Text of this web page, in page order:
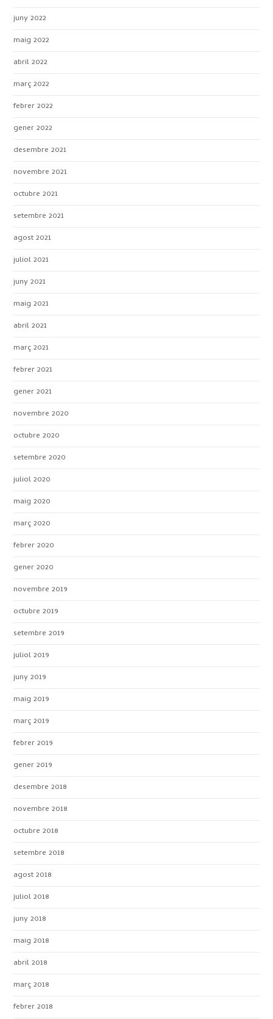
juny 2022
maig 2022
abril 2022
març 2022
febrer 2022
gener 2022
desembre 2021
novembre 2021
octubre 2021
setembre 2021
agost 2021
juliol 2021
juny 2021
maig 2021
abril 2021
març 2021
febrer 2021
gener 2021
novembre 2020
octubre 2020
setembre 2020
juliol 2020
maig 2020
març 2020
febrer 2020
gener 2020
novembre 2019
octubre 2019
setembre 2019
juliol 2019
juny 2019
maig 2019
març 2019
febrer 2019
gener 2019
desembre 2018
novembre 2018
octubre 2018
setembre 2018
agost 2018
juliol 2018
juny 2018
maig 2018
abril 2018
març 2018
febrer 2018